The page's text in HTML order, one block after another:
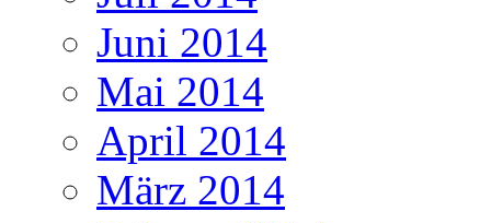
Juni 2014
Mai 2014
April 2014
März 2014